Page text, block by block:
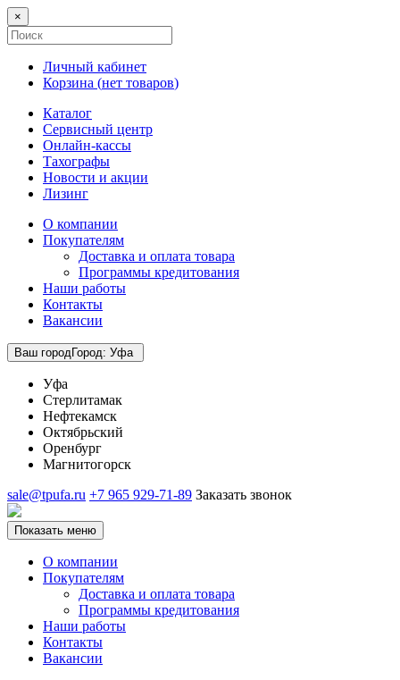
×
Личный кабинет
Корзина (нет товаров)
Каталог
Сервисный центр
Онлайн-кассы
Тахографы
Новости и акции
Лизинг
О компании
Покупателям
Доставка и оплата товара
Программы кредитования
Наши работы
Контакты
Вакансии
Ваш городГород: Уфа
Уфа
Стерлитамак
Нефтекамск
Октябрьский
Оренбург
Магнитогорск
sale@tpufa.ru +7 965 929-71-89 Заказать звонок
Показать меню
О компании
Покупателям
Доставка и оплата товара
Программы кредитования
Наши работы
Контакты
Вакансии